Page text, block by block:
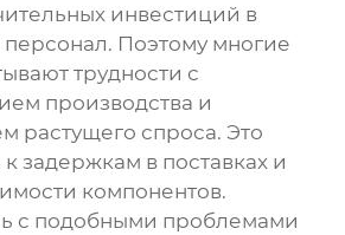
инвестиций в
Поэтому многие
трудности с
производства и
растущего спроса. Это
задержкам в поставках и
компонентов.
с подобными проблемами